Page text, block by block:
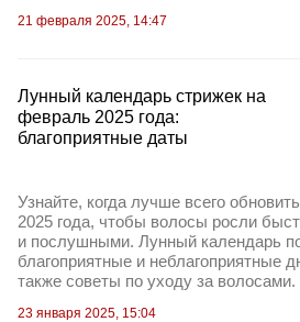
21 февраля 2025, 14:47
Лунный календарь стрижек на
февраль 2025 года:
благоприятные даты
Узнайте, когда лучше всего
2025 года, чтобы волосы росли
и послушными. Лунный календарь
благоприятные и неблагоприятные
также советы по уходу за волосами.
23 января 2025, 15:04